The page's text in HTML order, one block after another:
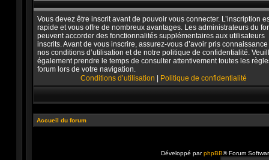
Vous devez être inscrit avant de pouvoir vous connecter. L’inscription
rapide et vous offre de nombreux avantages. Les administrateurs du
peuvent accorder des fonctionnalités supplémentaires aux utilisateurs
inscrits. Avant de vous inscrire, assurez-vous d’avoir pris
nos conditions d’utilisation et de notre politique de confidentialité.
également prendre le temps de consulter attentivement toutes les
forum lors de votre navigation.
Conditions d’utilisation
Politique de confidentialité
Accueil du forum
Développé parphpBB® Forum